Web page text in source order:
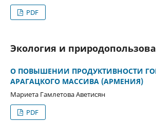
PDF
Экология и
О ПОВЫШЕНИИ ПРОДУКТИВНОСТИ
АРАГАЦКОГО МАССИВА (АРМЕНИЯ)
Мариета Гамлетова Аветисян
PDF